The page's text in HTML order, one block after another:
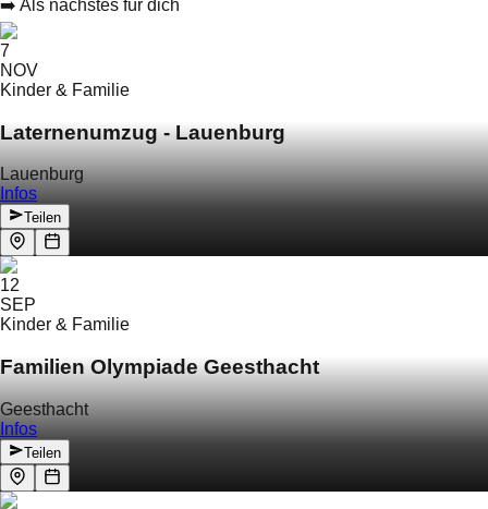
➡️ Als nächstes für dich
7
NOV
Kinder & Familie
Laternenumzug - Lauenburg
Lauenburg
Infos
Teilen
12
SEP
Kinder & Familie
Familien Olympiade Geesthacht
Geesthacht
Infos
Teilen